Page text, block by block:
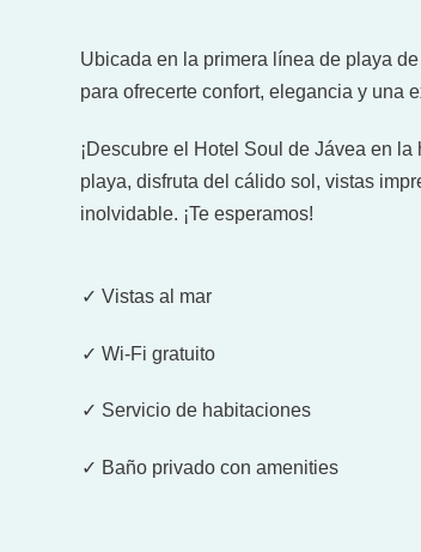
Ubicada en la primera línea de playa
para ofrecerte confort, elegancia y una
¡Descubre el Hotel Soul de Jávea en
playa, disfruta del cálido sol, vistas
inolvidable. ¡Te esperamos!
✓ Vistas al mar
✓ Wi-Fi gratuito
✓ Servicio de habitaciones
✓ Baño privado con amenities